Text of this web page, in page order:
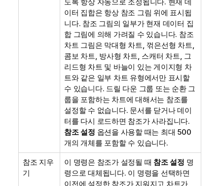
이터 집합은 항상 참조 그림 위에 표시됩
니다. 참조 그림의 일부가 현재 데이터 집
합 그림에 의해 가려질 수 있습니다. 참조
차트 그림은 막대형 차트, 꺾은선형 차트,
콤보 차트, 방사형 차트, 스캐터 차트, 그
리드형 차트 및 바늘이 있는 게이지형 차
트와 같은 일부 차트 유형에서만 표시할
수 있습니다. 드릴 다운 그룹 또는 순환 그
룹을 포함하는 차트에 대해서는 참조를
설정할 수 없습니다. 문서를 닫거나 데이
터를 다시 로드하면 참조가 사라집니다.
참조 설정 옵션을 사용할 때는 최대 500
개의 개체를 포함할 수 있습니다.
참조 지우
기
이 명령은 참조가 설정될 때 참조 설정 명
령으로 대체됩니다. 이 명령을 선택하면
이전에 설정한 참조가 지워지고 차트가